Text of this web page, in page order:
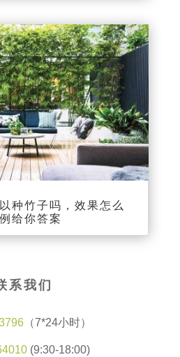
种竹子吗，效果怎么
给你答案
系我们
（7*24小时）
(9:30-18:00)